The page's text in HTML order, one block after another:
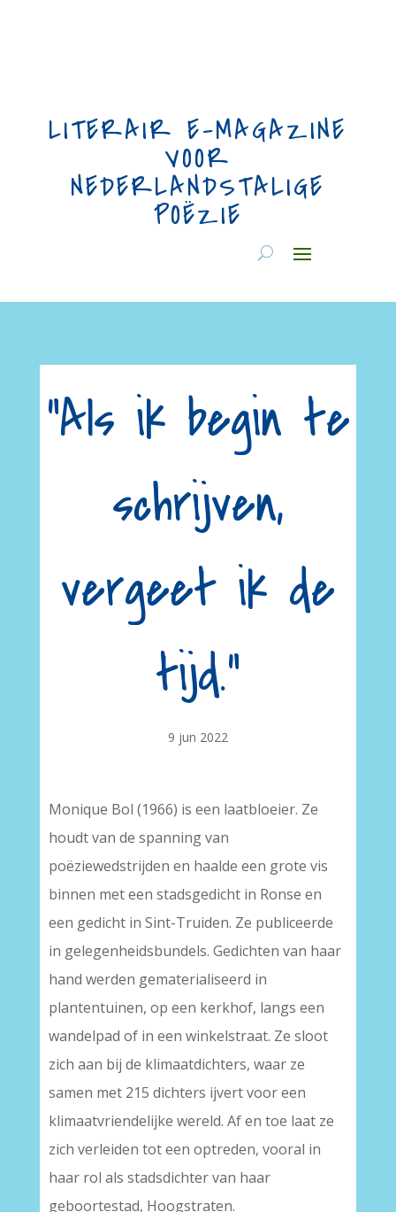
LITERAIR E-MAGAZINE
VOOR
NEDERLANDSTALIGE
POËZIE
“Als ik begin te
schrijven,
vergeet ik de
tijd.”
9 jun 2022
Monique Bol (1966) is een laatbloeier. Ze
houdt van de spanning van
poëziewedstrijden en haalde een grote vis
binnen met een stadsgedicht in Ronse en
een gedicht in Sint-Truiden. Ze publiceerde
in gelegenheidsbundels. Gedichten van haar
hand werden gematerialiseerd in
plantentuinen, op een kerkhof, langs een
wandelpad of in een winkelstraat. Ze sloot
zich aan bij de klimaatdichters, waar ze
samen met 215 dichters ijvert voor een
klimaatvriendelijke wereld. Af en toe laat ze
zich verleiden tot een optreden, vooral in
haar rol als stadsdichter van haar
geboortestad, Hoogstraten.